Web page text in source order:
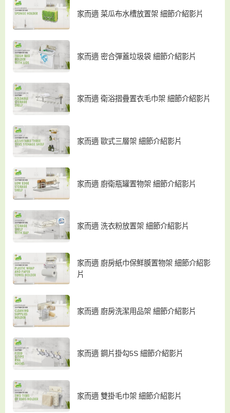
家而適 菜瓜布水槽放置架 細節介紹影片
家而適 密合彈蓋垃圾袋 細節介紹影片
家而適 衛浴摺疊置衣毛巾架 細節介紹影片
家而適 歐式三層架 細節介紹影片
家而適 廚衛瓶罐置物架 細節介紹影片
家而適 洗衣粉放置架 細節介紹影片
家而適 廚房紙巾保鮮膜置物架 細節介紹影
片
家而適 廚房洗潔用品架 細節介紹影片
家而適 鋼片掛勾5S 細節介紹影片
家而適 雙掛毛巾架 細節介紹影片